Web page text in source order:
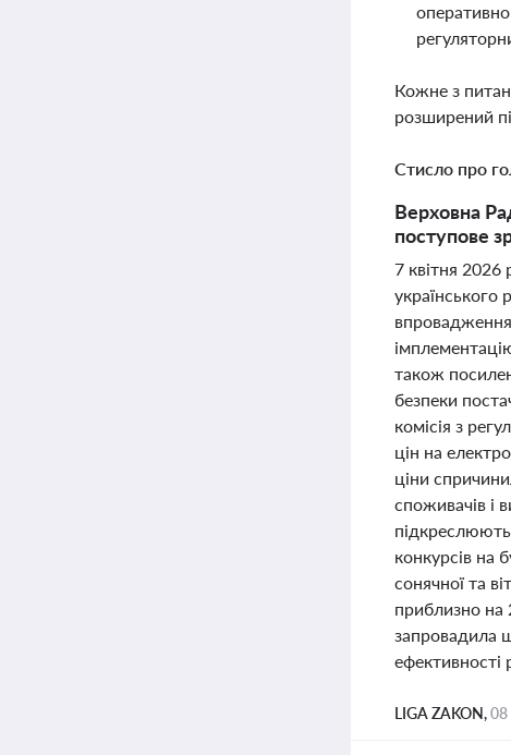
Кожне з
розширений
Стисло про
Верховна
поступове
7 квітня 2026
українського
також
безпеки
комісія з
цін на
ціни
споживачів і
підкреслюють
конкурсів на
сонячної та
приблизно на
запровадила
ефективності
LIGA ZAKON,08